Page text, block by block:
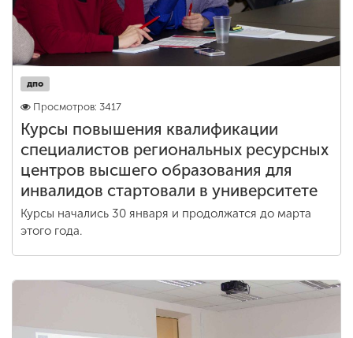
дпо
Просмотров: 3417
Курсы повышения квалификации
специалистов региональных ресурсных
центров высшего образования для
инвалидов стартовали в университете
Курсы начались 30 января и продолжатся до марта
этого года.